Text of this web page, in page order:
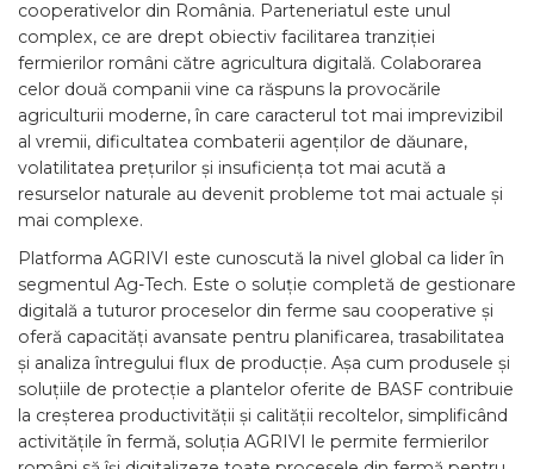
cooperativelor din România. Parteneriatul este unul
complex, ce are drept obiectiv facilitarea tranziției
fermierilor români către agricultura digitală. Colaborarea
celor două companii vine ca răspuns la provocările
agriculturii moderne, în care caracterul tot mai imprevizibil
al vremii, dificultatea combaterii agenților de dăunare,
volatilitatea prețurilor și insuficiența tot mai acută a
resurselor naturale au devenit probleme tot mai actuale și
mai complexe.
Platforma AGRIVI este cunoscută la nivel global ca lider în
segmentul Ag-Tech. Este o soluție completă de gestionare
digitală a tuturor proceselor din ferme sau cooperative și
oferă capacități avansate pentru planificarea, trasabilitatea
și analiza întregului flux de producție. Așa cum produsele și
soluțiile de protecție a plantelor oferite de BASF contribuie
la creșterea productivității și calității recoltelor, simplificând
activitățile în fermă, soluția AGRIVI le permite fermierilor